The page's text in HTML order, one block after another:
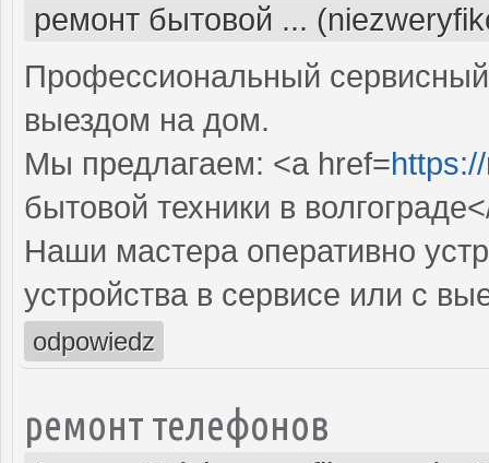
ремонт бытовой ...
Профессиональный
выездом на дом.
Мы предлагаем: <a href=
бытовой техники в
Наши мастера оперативно
устройства в сервисе или с
odpowiedz
ремонт телефонов